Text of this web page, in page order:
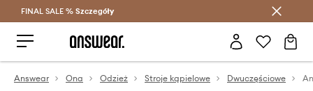
Oszczędzaj z Answear Club >
FINAL SALE % Szczegóły
Answear Ona Odzież Stroje kąpielowe Dwuczęściowe